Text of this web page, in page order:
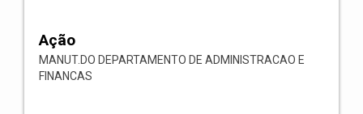
Ação
MANUT.DO DEPARTAMENTO DE ADMINISTRACAO E
FINANCAS